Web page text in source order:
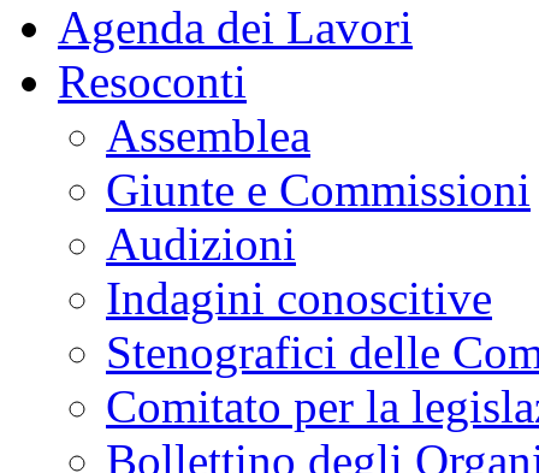
Agenda dei Lavori
Resoconti
Assemblea
Giunte e Commissioni
Audizioni
Indagini conoscitive
Stenografici delle
Comitato per la
Bollettino degli